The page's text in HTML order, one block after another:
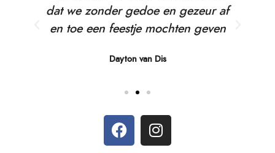
dat we zonder gedoe en gezeur af
en toe een feestje mochten geven
Dayton van Dis